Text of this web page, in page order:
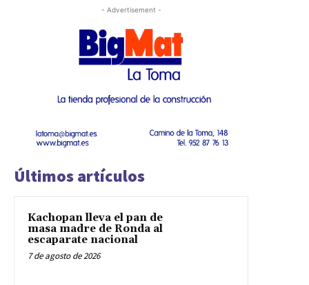
- Advertisement -
Últimos artículos
Kachopan lleva el pan de
masa madre de Ronda al
escaparate nacional
7 de agosto de 2026